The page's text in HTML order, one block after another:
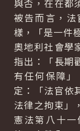
與否，在在都
被告而言，
樣，「是一件
奧地利社會學
指出：「長期
有任何保障
定：「法官依
法律之拘束」
憲法第八十